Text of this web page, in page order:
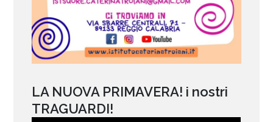
LA NUOVA PRIMAVERA! i nostri
TRAGUARDI!